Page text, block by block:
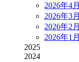
2026年4月
2026年3月
2026年2月
2026年1月
2025
2024